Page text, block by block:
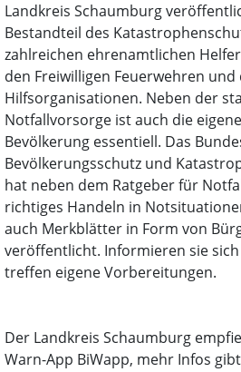
Landkreis Schaumburg
Bestandteil des
zahlreichen ehrenamtlichen
den Freiwilligen Feuerwehren
Hilfsorganisationen. Neben der
Notfallvorsorge ist auch die
Bevölkerung essentiell. Das
Bevölkerungsschutz und
hat neben dem Ratgeber für
richtiges Handeln in
auch Merkblätter in Form von
veröffentlicht. Informieren sie
treffen eigene Vorbereitungen.
Der Landkreis Schaumburg
Warn-App BiWapp, mehr Infos